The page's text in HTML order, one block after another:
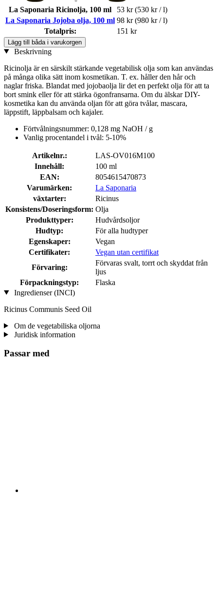
La Saponaria Ricinolja, 100 ml 53 kr (530 kr / l)
La Saponaria Jojoba olja, 100 ml 98 kr (980 kr / l)
Totalpris:
151 kr
Lägg till båda i varukorgen
Beskrivning
Ricinolja är en särskilt stärkande vegetabilisk olja som kan användas
på många olika sätt inom kosmetikan. T. ex. håller den hår och
naglar friska. Blandat med jojobaolja lir det en perfekt olja för att ta
bort smink eller för att stärka ögonfransarna. Om du älskar DIY-
kosmetika kan du använda oljan för att göra tvålar, mascara,
läppstift, läppbalsam och kajaler.
Förtvålningsnummer: 0,128 mg NaOH / g
Vanlig procentandel i tvål: 5-10%
Artikelnr.:
LAS-OV016M100
Innehåll:
100 ml
EAN:
8054615470873
Varumärken:
La Saponaria
växtarter:
Ricinus
Konsistens/Doseringsform: Olja
Produkttyper:
Hudvårdsoljor
Hudtyp:
För alla hudtyper
Egenskaper:
Vegan
Certifikater:
Vegan utan certifikat
Förvaring:
Förvaras svalt, torrt och skyddat från
ljus
Förpackningstyp:
Flaska
Ingredienser (INCI)
Ricinus Communis Seed Oil
Om de vegetabiliska oljorna
Juridisk information
Passar med